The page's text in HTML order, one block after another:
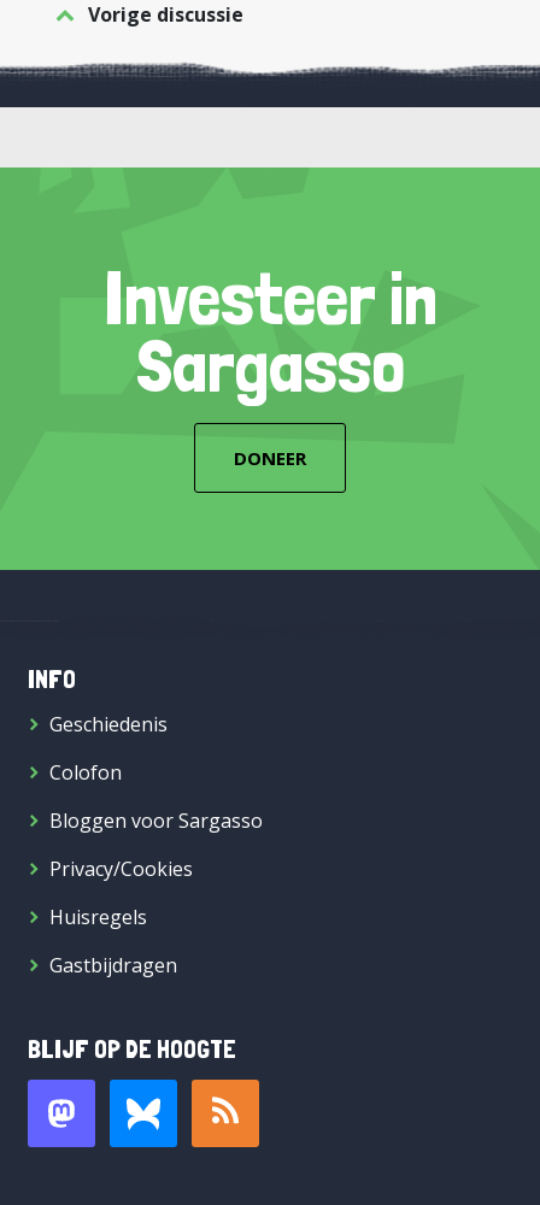
Vorige discussie
Investeer in
Sargasso
DONEER
INFO
Geschiedenis
Colofon
Bloggen voor Sargasso
Privacy/Cookies
Huisregels
Gastbijdragen
BLIJF OP DE HOOGTE